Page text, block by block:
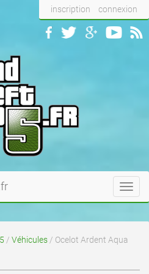
inscription connexion
/ Véhicules / Ocelot Ardent Aqua